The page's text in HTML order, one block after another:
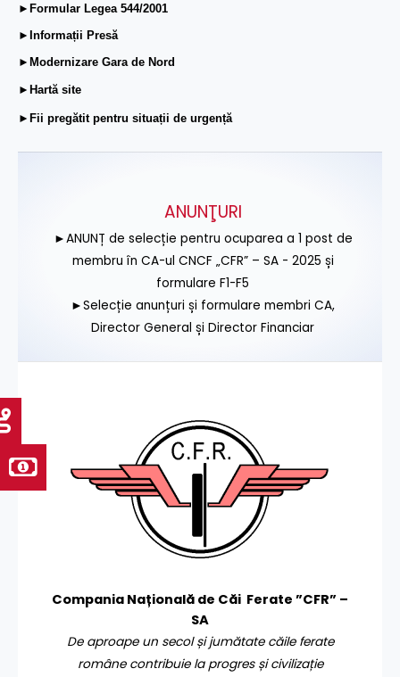
►Formular Legea 544/2001
►Informații Presă
►Modernizare Gara de Nord
►Hartă site
►Fii pregătit pentru situații de urgență
ANUNŢURI
►ANUNȚ de selecție pentru ocuparea a 1 post de
membru în CA-ul CNCF „CFR” – SA - 2025 și
formulare F1-F5
►Selecție anunțuri și formulare membri CA,
Director General și Director Financiar
Compania Națională de Căi Ferate ”CFR” –
SA
De aproape un secol și jumătate căile ferate
române contribuie la progres și civilizație